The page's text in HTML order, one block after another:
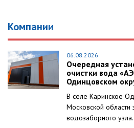
Компании
06.08.2026
Очередная
очистки вода
Одинцовском
В селе Каринское
Московской области
водозаборного